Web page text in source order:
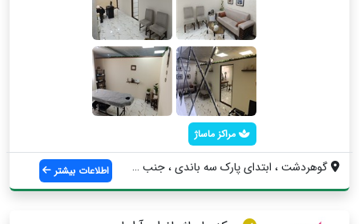
مراکز ماساژ
گوهردشت ، ابتدای پارک سه باندی ، جنب بان... اطلاعات بیشتر